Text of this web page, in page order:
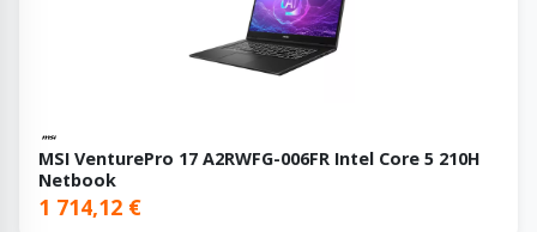
MSI VenturePro 17 A2RWFG-006FR Intel Core 5 210H
Netbook
1 714,12 €